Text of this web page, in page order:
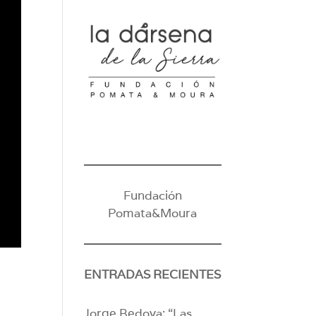
Fundación
Pomata&Moura
ENTRADAS RECIENTES
Jorge Bedoya: “Las